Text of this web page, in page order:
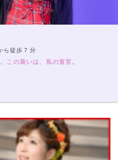
ら徒歩７分
この装いは、私の宣言。